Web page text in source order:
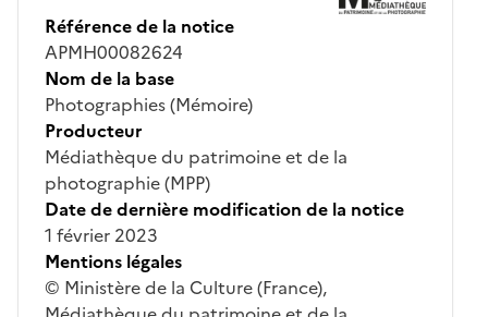
Référence de la notice
APMH00082624
Nom de la base
Photographies (Mémoire)
Producteur
Médiathèque du patrimoine et de la
photographie (MPP)
Date de dernière modification de la notice
1 février 2023
Mentions légales
© Ministère de la Culture (France),